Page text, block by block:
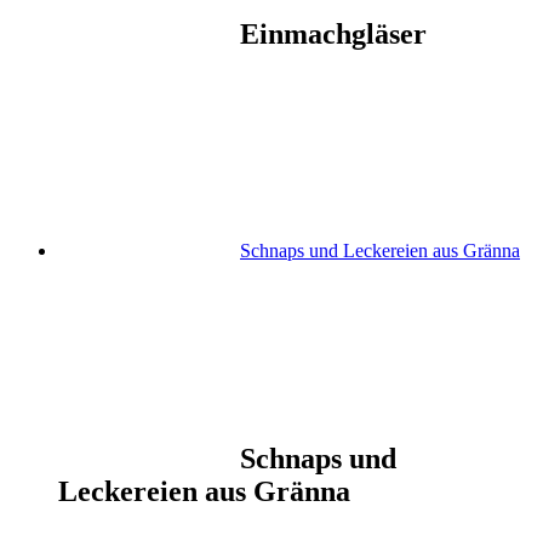
Einmachgläser
Schnaps und Leckereien aus Gränna
Schnaps und
Leckereien aus Gränna